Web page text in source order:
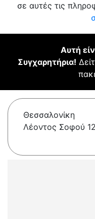
σε αυτές τις
Αυτή
Συγχαρητήρια!
Θεσσαλονίκη
Λέοντος Σοφού 12